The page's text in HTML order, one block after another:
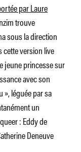
par Laure
trouve
sous la direction
cette version live
jeune princesse sur
avec son
», léguée par sa
un
: Eddy de
Deneuve